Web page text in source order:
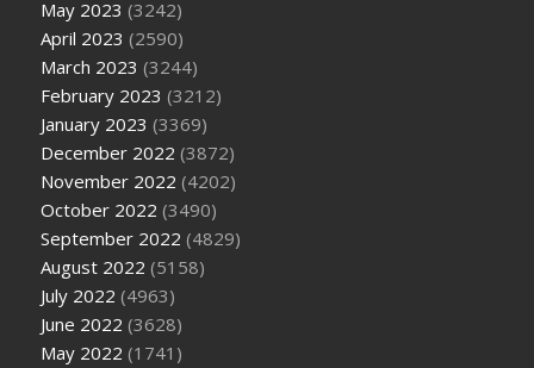
May 2023 (3242)
April 2023 (2590)
March 2023 (3244)
February 2023 (3212)
January 2023 (3369)
December 2022 (3872)
November 2022 (4202)
October 2022 (3490)
September 2022 (4829)
August 2022 (5158)
July 2022 (4963)
June 2022 (3628)
May 2022 (1741)